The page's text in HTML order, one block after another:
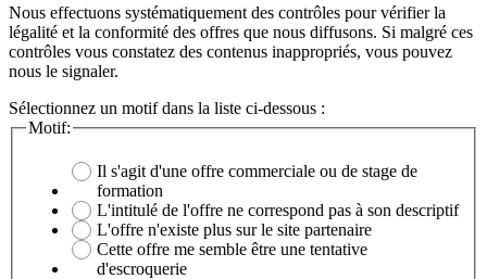
Nous effectuons systématiquement des contrôles pour vérifier la
légalité et la conformité des offres que nous diffusons. Si malgré ces
contrôles vous constatez des contenus inappropriés, vous pouvez
nous le signaler.
Sélectionnez un motif dans la liste ci-dessous :
Motif:
Il s'agit d'une offre commerciale ou de stage de
formation
L'intitulé de l'offre ne correspond pas à son descriptif
L'offre n'existe plus sur le site partenaire
Cette offre me semble être une tentative
d'escroquerie